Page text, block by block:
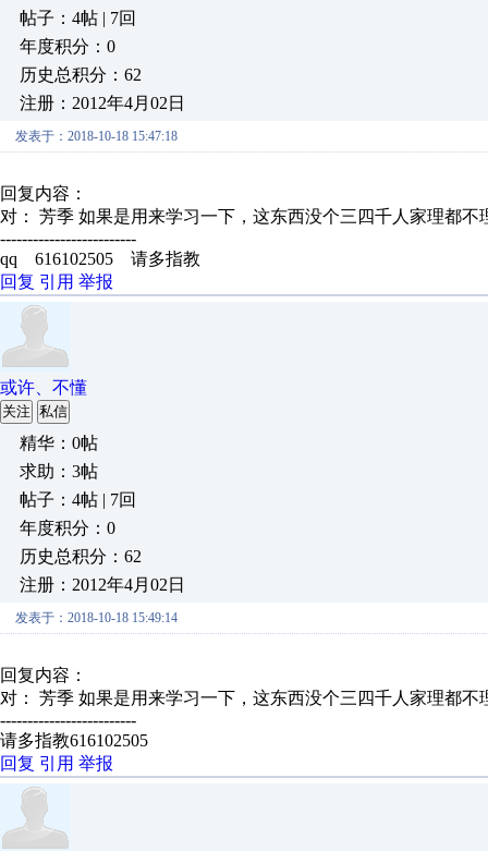
帖子：4帖 | 7回
年度积分：0
历史总积分：62
注册：2012年4月02日
发表于：2018-10-18 15:47:18
回复内容：
对： 芳季 如果是用来学习一下，这东西没个三四千人家理都不
-------------------------
qq 616102505 请多指教
回复 引用 举报
或许、不懂
关注 私信
精华：0帖
求助：3帖
帖子：4帖 | 7回
年度积分：0
历史总积分：62
注册：2012年4月02日
发表于：2018-10-18 15:49:14
回复内容：
对： 芳季 如果是用来学习一下，这东西没个三四千人家理都不
-------------------------
请多指教616102505
回复 引用 举报